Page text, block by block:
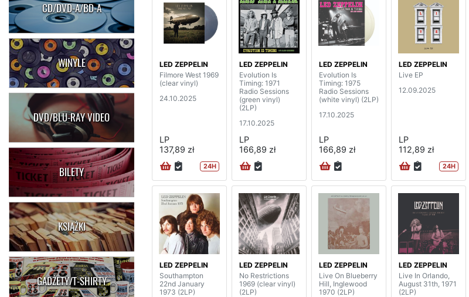
CD/DVD-A/BD-A
WINYLE
DVD/BLU-RAY VIDEO
BILETY
KSIĄŻKI
GADŻETY/T-SHIRTY
LED ZEPPELIN
Filmore West 1969
(clear vinyl)
24.10.2025
LP
137,89 zł
24H
LED ZEPPELIN
Evolution Is
Timing: 1971
Radio Sessions
(green vinyl)
(2LP)
17.10.2025
LP
166,89 zł
LED ZEPPELIN
Evolution Is
Timing: 1975
Radio Sessions
(white vinyl) (2LP)
17.10.2025
LP
166,89 zł
LED ZEPPELIN
Live EP
12.09.2025
LP
112,89 zł
24H
LED ZEPPELIN
Southampton
22nd January
1973 (2LP)
LED ZEPPELIN
No Restrictions
1969 (clear vinyl)
(2LP)
LED ZEPPELIN
Live On Blueberry
Hill, Inglewood
1970 (2LP)
LED ZEPPELIN
Live In Orlando,
August 31th, 1971
(2LP)